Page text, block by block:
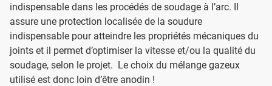
indispensable dans les procédés de soudage à l’arc. Il
assure une protection localisée de la soudure
indispensable pour atteindre les propriétés mécaniques du
joints et il permet d’optimiser la vitesse et/ou la qualité du
soudage, selon le projet. Le choix du mélange gazeux
utilisé est donc loin d’être anodin !